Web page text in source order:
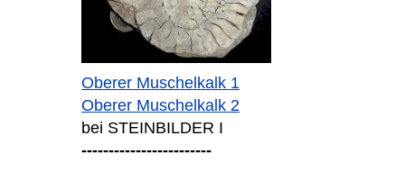
Oberer Muschelkalk 1
Oberer Muschelkalk 2
bei STEINBILDER I
------------------------